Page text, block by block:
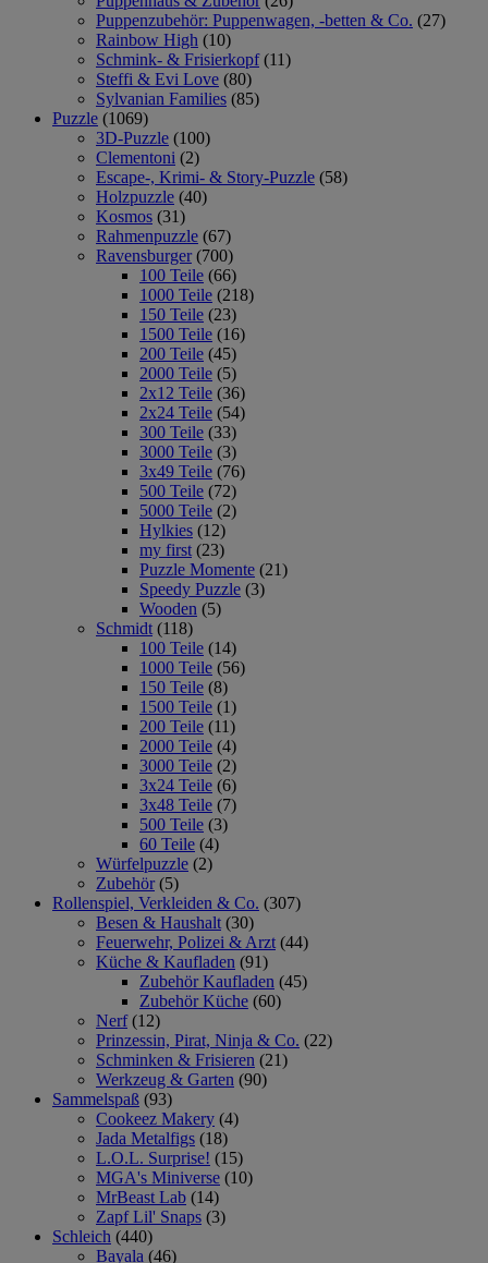
Puppenzubehör: Puppenwagen, -betten & Co. (27)
Rainbow High (10)
Schmink- & Frisierkopf (11)
Steffi & Evi Love (80)
Sylvanian Families (85)
Puzzle (1069)
3D-Puzzle (100)
Clementoni (2)
Escape-, Krimi- & Story-Puzzle (58)
Holzpuzzle (40)
Kosmos (31)
Rahmenpuzzle (67)
Ravensburger (700)
100 Teile (66)
1000 Teile (218)
150 Teile (23)
1500 Teile (16)
200 Teile (45)
2000 Teile (5)
2x12 Teile (36)
2x24 Teile (54)
300 Teile (33)
3000 Teile (3)
3x49 Teile (76)
500 Teile (72)
5000 Teile (2)
Hylkies (12)
my first (23)
Puzzle Momente (21)
Speedy Puzzle (3)
Wooden (5)
Schmidt (118)
100 Teile (14)
1000 Teile (56)
150 Teile (8)
1500 Teile (1)
200 Teile (11)
2000 Teile (4)
3000 Teile (2)
3x24 Teile (6)
3x48 Teile (7)
500 Teile (3)
60 Teile (4)
Würfelpuzzle (2)
Zubehör (5)
Rollenspiel, Verkleiden & Co. (307)
Besen & Haushalt (30)
Feuerwehr, Polizei & Arzt (44)
Küche & Kaufladen (91)
Zubehör Kaufladen (45)
Zubehör Küche (60)
Nerf (12)
Prinzessin, Pirat, Ninja & Co. (22)
Schminken & Frisieren (21)
Werkzeug & Garten (90)
Sammelspaß (93)
Cookeez Makery (4)
Jada Metalfigs (18)
L.O.L. Surprise! (15)
MGA's Miniverse (10)
MrBeast Lab (14)
Zapf Lil' Snaps (3)
Schleich (440)
Bayala (46)